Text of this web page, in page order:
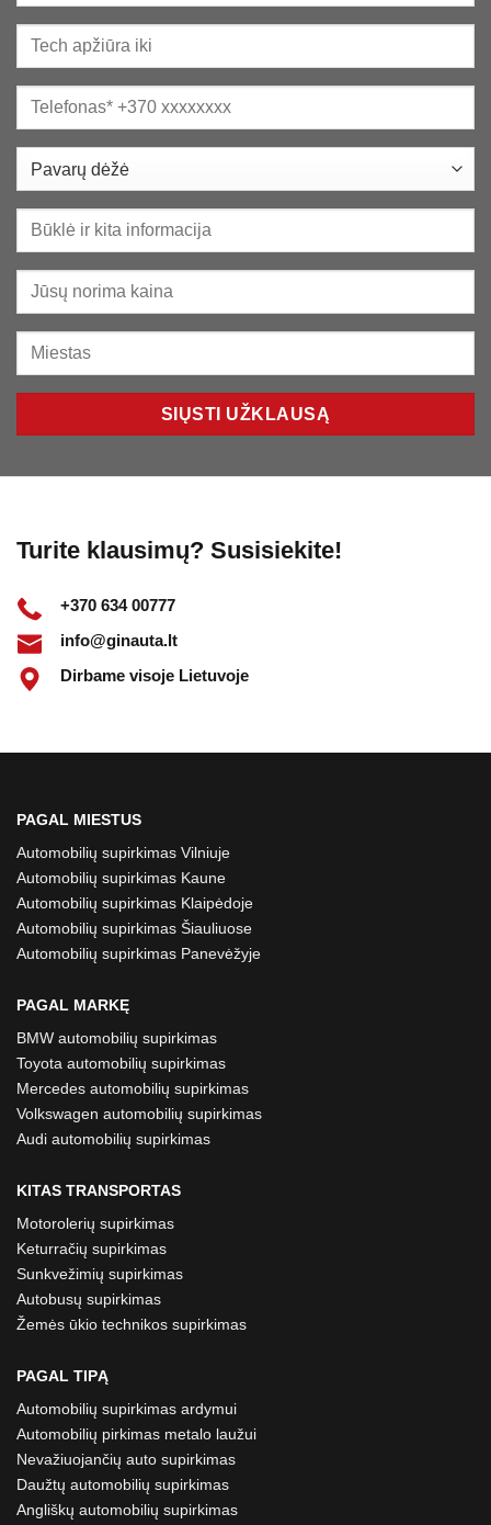
Turite klausimų? Susisiekite!
+370 634 00777
info@ginauta.lt
Dirbame visoje Lietuvoje
PAGAL MIESTUS
Automobilių supirkimas Vilniuje
Automobilių supirkimas Kaune
Automobilių supirkimas Klaipėdoje
Automobilių supirkimas Šiauliuose
Automobilių supirkimas Panevėžyje
PAGAL MARKĘ
BMW automobilių supirkimas
Toyota automobilių supirkimas
Mercedes automobilių supirkimas
Volkswagen automobilių supirkimas
Audi automobilių supirkimas
KITAS TRANSPORTAS
Motorolerių supirkimas
Keturračių supirkimas
Sunkvežimių supirkimas
Autobusų supirkimas
Žemės ūkio technikos supirkimas
PAGAL TIPĄ
Automobilių supirkimas ardymui
Automobilių pirkimas metalo laužui
Nevažiuojančių auto supirkimas
Daužtų automobilių supirkimas
Angliškų automobilių supirkimas